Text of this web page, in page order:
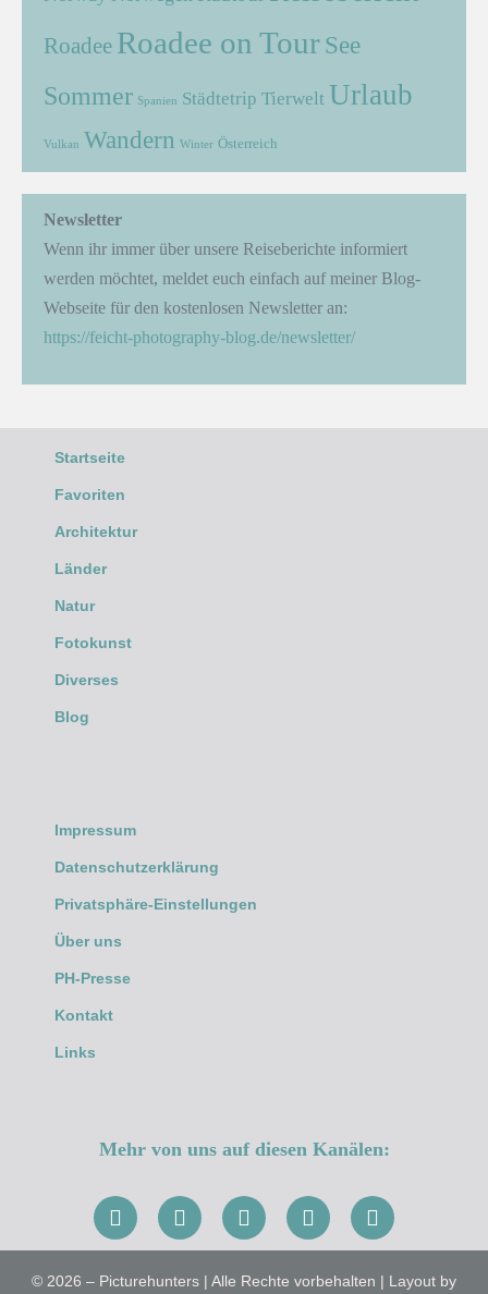
Roadee Roadee on Tour See
Sommer Spanien Städtetrip Tierwelt Urlaub
Vulkan Wandern Winter Österreich
Newsletter
Wenn ihr immer über unsere Reiseberichte informiert
werden möchtet, meldet euch einfach auf meiner Blog-
Webseite für den kostenlosen Newsletter an:
https://feicht-photography-blog.de/newsletter/
Startseite
Favoriten
Architektur
Länder
Natur
Fotokunst
Diverses
Blog
Impressum
Datenschutzerklärung
Privatsphäre-Einstellungen
Über uns
PH-Presse
Kontakt
Links
Mehr von uns auf diesen Kanälen:
© 2026 – Picturehunters | Alle Rechte vorbehalten | Layout by